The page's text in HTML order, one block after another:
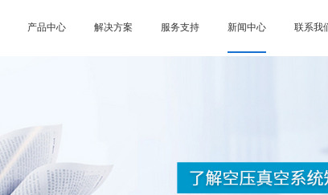
产品中心 解决方案 服务支持 新闻中心 联系我